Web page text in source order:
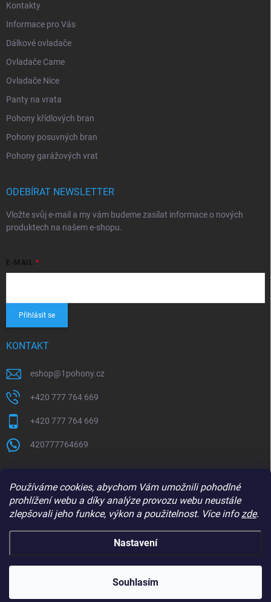
Používáme cookies, abychom Vám umožnili pohodlné
prohlížení webu a díky analýze provozu webu neustále
zlepšovali jeho funkce, výkon a použitelnost. Více infozde.
Nastavení
Souhlasím
Kontakty
Informace pro Vás
Dálkové ovladače
Ovladače Came
Ovladače Nice
Panty na vrata
Pohony křídlových bran
Pohony posuvných bran
Pohony garážových vrat
ODEBÍRAT NEWSLETTER
Vložte svůj e-mail a my vám budeme zasílat informace o nových
produktech na našem e-shopu.
E-MAIL
Přihlásit se
KONTAKT
eshop@1pohony.cz
+420 777 764 669
+420 777 764 669
420777764669
Copyright 20261Pohony.cz. Všechna práva vyhrazena.Upravit nastavení
cookies